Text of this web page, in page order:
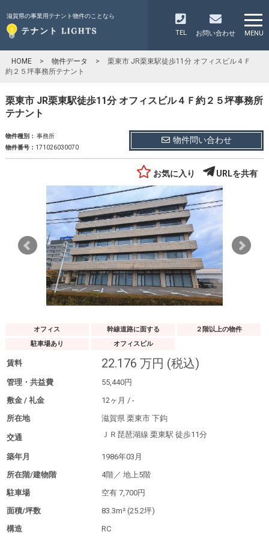
滋賀県の事業用テナント物件のことなら
TEL お問い合わせ MENU
HOME > 物件データ >
栗東市 JR栗東駅徒歩11分 オフィスビル４Ｆ
約２５坪事務所テナント
栗東市 JR栗東駅徒歩11分 オフィスビル４Ｆ約２５坪事務所
テナント
物件種別： 事務所
物件番号： 171026030070
物件問い合わせ
お気に入り URLを共有
オフィス 幹線道路に面する
２階以上の物件
駐車場あり
オフィスビル
賃料 22.176 万円 (税込)
管理・共益費 55,440円
敷金 / 礼金
12ヶ月 / -
所在地
滋賀県 栗東市 下鈎
交通 ＪＲ琵琶湖線 栗東駅 徒歩11分
築年月
1986年03月
所在階/建物階
4階／ 地上5階
駐車場
空有 7,700円
面積/坪数
83.3m² (25.2坪)
構造
RC